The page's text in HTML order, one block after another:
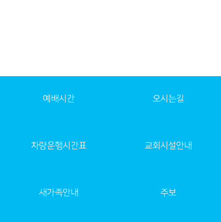
예배시간 오시는길
차량운행시간표 교회시설안내
새가족안내 주보